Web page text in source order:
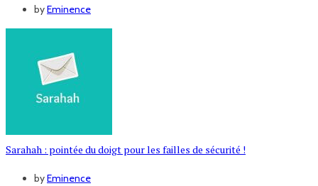
byEminence
Sarahah : pointée du doigt pour les failles de sécurité !
byEminence